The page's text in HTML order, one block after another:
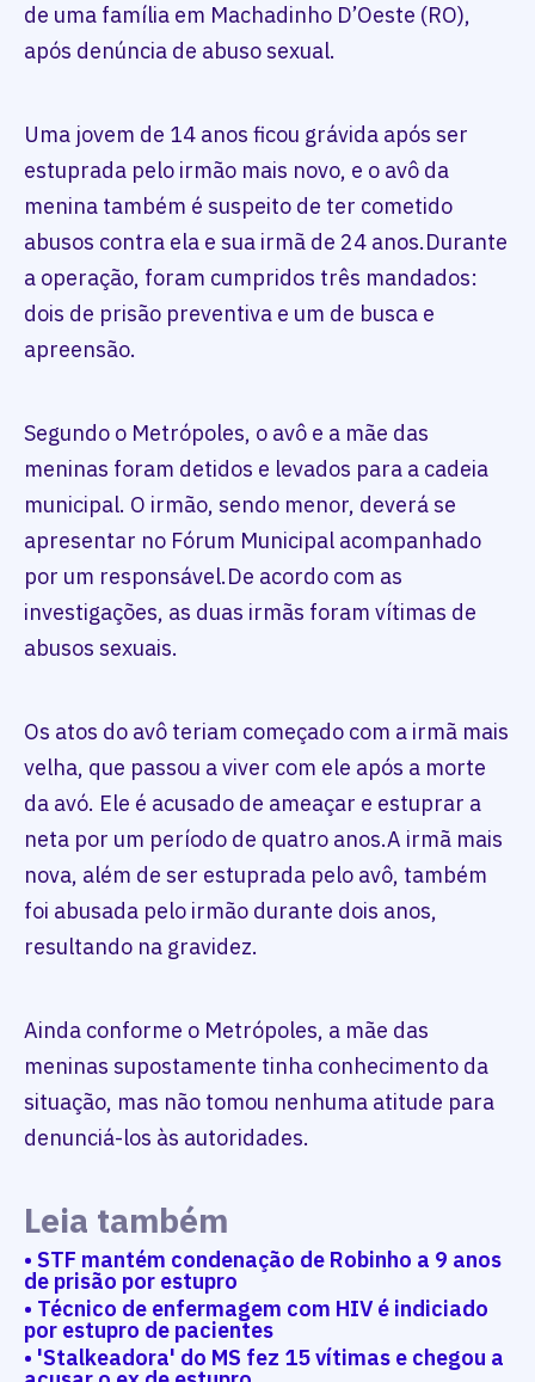
de uma família em Machadinho D’Oeste (RO),
após denúncia de abuso sexual.
Uma jovem de 14 anos ficou grávida após ser
estuprada pelo irmão mais novo, e o avô da
menina também é suspeito de ter cometido
abusos contra ela e sua irmã de 24 anos.Durante
a operação, foram cumpridos três mandados:
dois de prisão preventiva e um de busca e
apreensão.
Segundo o Metrópoles, o avô e a mãe das
meninas foram detidos e levados para a cadeia
municipal. O irmão, sendo menor, deverá se
apresentar no Fórum Municipal acompanhado
por um responsável.De acordo com as
investigações, as duas irmãs foram vítimas de
abusos sexuais.
Os atos do avô teriam começado com a irmã mais
velha, que passou a viver com ele após a morte
da avó. Ele é acusado de ameaçar e estuprar a
neta por um período de quatro anos.A irmã mais
nova, além de ser estuprada pelo avô, também
foi abusada pelo irmão durante dois anos,
resultando na gravidez.
Ainda conforme o Metrópoles, a mãe das
meninas supostamente tinha conhecimento da
situação, mas não tomou nenhuma atitude para
denunciá-los às autoridades.
Leia também
• STF mantém condenação de Robinho a 9 anos
de prisão por estupro
• Técnico de enfermagem com HIV é indiciado
por estupro de pacientes
• 'Stalkeadora' do MS fez 15 vítimas e chegou a